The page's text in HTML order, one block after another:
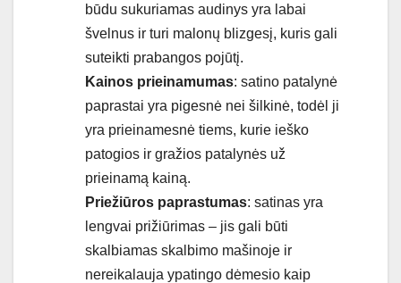
būdu sukuriamas audinys yra labai
švelnus ir turi malonų blizgesį, kuris gali
suteikti prabangos pojūtį.
Kainos prieinamumas: satino patalynė
paprastai yra pigesnė nei šilkinė, todėl ji
yra prieinamesnė tiems, kurie ieško
patogios ir gražios patalynės už
prieinamą kainą.
Priežiūros paprastumas: satinas yra
lengvai prižiūrimas – jis gali būti
skalbiamas skalbimo mašinoje ir
nereikalauja ypatingo dėmesio kaip